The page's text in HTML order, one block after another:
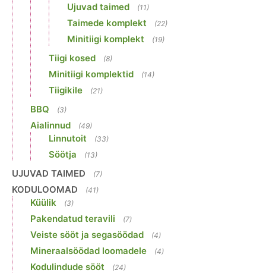
Ujuvad taimed (11)
Taimede komplekt (22)
Minitiigi komplekt (19)
Tiigi kosed (8)
Minitiigi komplektid (14)
Tiigikile (21)
BBQ (3)
Aialinnud (49)
Linnutoit (33)
Söötja (13)
UJUVAD TAIMED (7)
KODULOOMAD (41)
Küülik (3)
Pakendatud teravili (7)
Veiste sööt ja segasöödad (4)
Mineraalsöödad loomadele (4)
Kodulindude sööt (24)